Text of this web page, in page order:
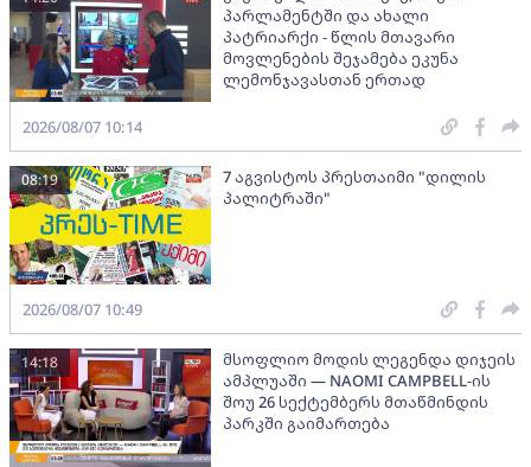
პარლამენტში და ახალი
პატრიარქი - წლის მთავარი
მოვლენების შეჯამება ეკუნა
ლემონჯავასთან ერთად
2026/08/07 10:14
7 აგვისტოს პრესთაიმი "დილის
პალიტრაში"
08:19
2026/08/07 10:49
მსოფლიო მოდის ლეგენდა დიჯეის
ამპლუაში — NAOMI CAMPBELL-ის
შოუ 26 სექტემბერს მთაწმინდის
პარკში გაიმართება
14:18